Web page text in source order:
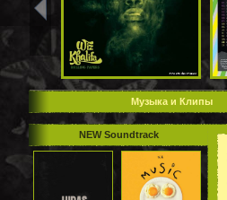
Музыка и Клипы
NEW Soundtrack